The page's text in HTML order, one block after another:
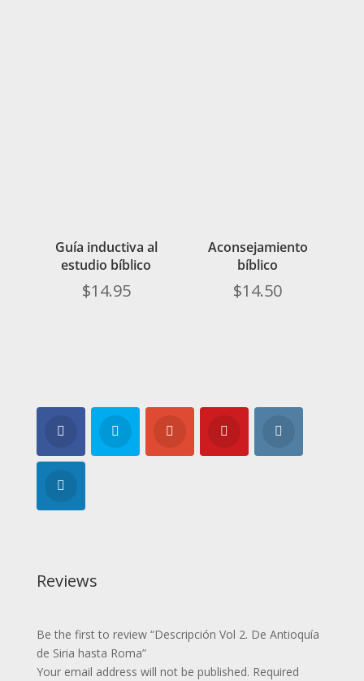
Guía inductiva al
estudio bíblico
$14.95
Aconsejamiento
bíblico
$14.50
Reviews
Be the first to review “Descripción Vol 2. De Antioquía
de Siria hasta Roma”
Your email address will not be published. Required